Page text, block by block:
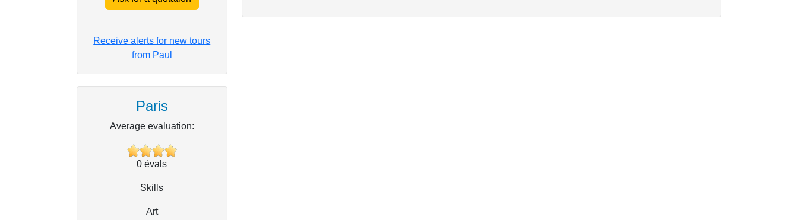
Receive alerts for new tours
from Paul
Paris
Average evaluation:
0 évals
Skills
Art